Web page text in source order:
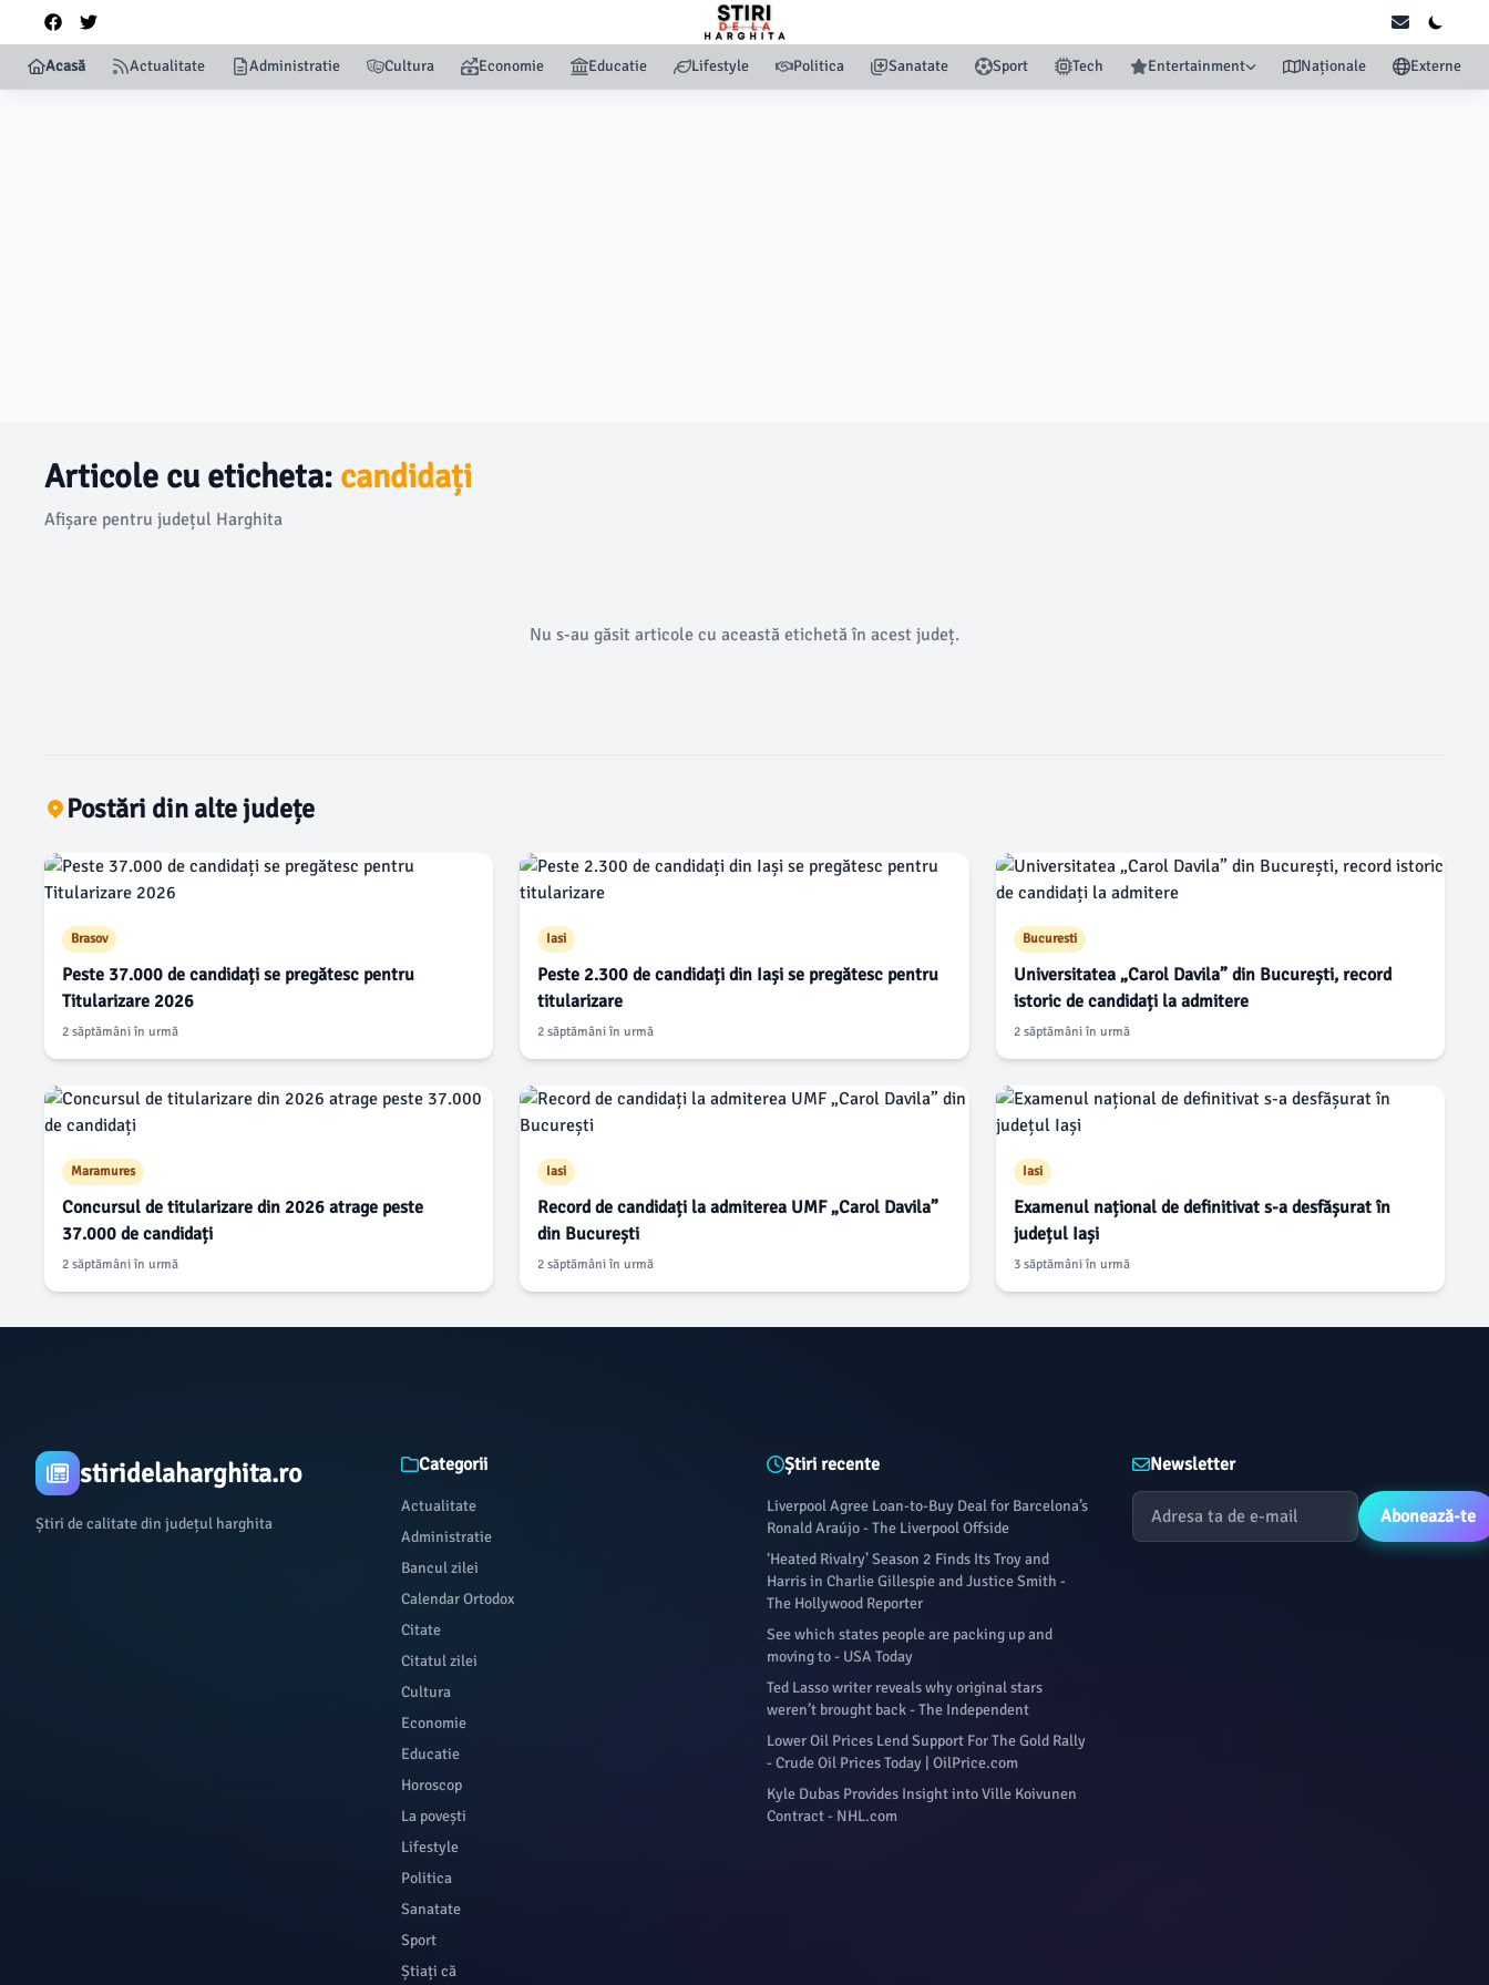
Acasă Actualitate Administratie Cultura Economie Educatie Lifestyle Politica Sanatate Sport Tech Entertainment Naționale Externe
Articole cu eticheta: candidați
Afișare pentru județul Harghita
Nu s-au găsit articole cu această etichetă în acest județ.
Postări din alte județe
Brasov
Peste 37.000 de candidați se pregătesc pentru
Titularizare 2026
2 săptămâni în urmă
Iasi
Peste 2.300 de candidați din Iași se pregătesc pentru
titularizare
2 săptămâni în urmă
Bucuresti
Universitatea „Carol Davila” din București, record
istoric de candidați la admitere
2 săptămâni în urmă
Maramures
Concursul de titularizare din 2026 atrage peste
37.000 de candidați
2 săptămâni în urmă
Iasi
Record de candidați la admiterea UMF „Carol Davila”
din București
2 săptămâni în urmă
Iasi
Examenul național de definitivat s-a desfășurat în
județul Iași
3 săptămâni în urmă
stiridelaharghita.ro
Știri de calitate din județul harghita
Categorii
Actualitate
Administratie
Bancul zilei
Calendar Ortodox
Citate
Citatul zilei
Cultura
Economie
Educatie
Horoscop
La povești
Lifestyle
Politica
Sanatate
Sport
Știați că
Știri recente
Liverpool Agree Loan-to-Buy Deal for Barcelona’s
Ronald Araújo - The Liverpool Offside
‘Heated Rivalry’ Season 2 Finds Its Troy and
Harris in Charlie Gillespie and Justice Smith -
The Hollywood Reporter
See which states people are packing up and
moving to - USA Today
Ted Lasso writer reveals why original stars
weren’t brought back - The Independent
Lower Oil Prices Lend Support For The Gold Rally
- Crude Oil Prices Today | OilPrice.com
Kyle Dubas Provides Insight into Ville Koivunen
Contract - NHL.com
Newsletter
Abonează-te